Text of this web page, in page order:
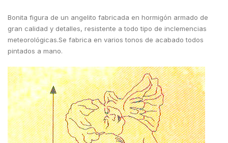
Bonita figura de un angelito fabricada en hormigón armado de
gran calidad y detalles, resistente a todo tipo de inclemencias
meteorológicas.Se fabrica en varios tonos de acabado todos
pintados a mano.